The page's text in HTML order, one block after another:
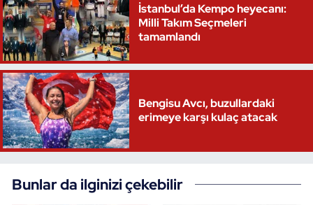
İstanbul’da Kempo heyecanı:
Milli Takım Seçmeleri
tamamlandı
Bengisu Avcı, buzullardaki
erimeye karşı kulaç atacak
Bunlar da ilginizi çekebilir
Yelken
Yüzme